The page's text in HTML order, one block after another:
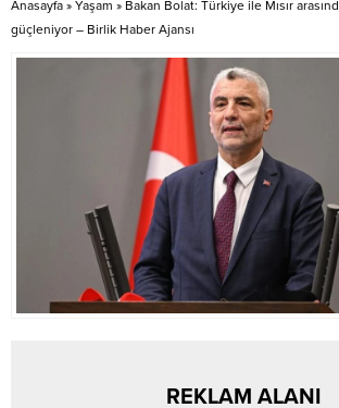
14 Temmuz 2024’de de
İspanya’nın yerine Türkiye’nin
olmasını çok isterdim.....
Şüphelilerin
dosyada
olabileceği
Anasayfa » Yaşam » Bakan Bolat: Türkiye ile Mısır
güçleniyor – Birlik Haber Ajansı
REKLAM ALANI